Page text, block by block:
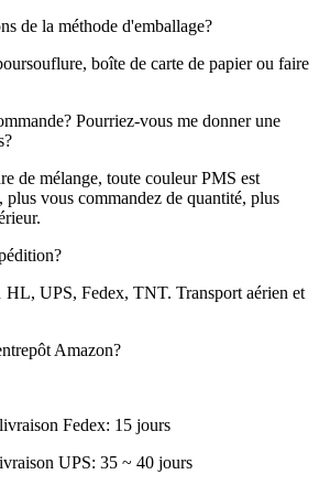
de la méthode d'emballage?
boîte de carte de papier ou faire
Pourriez-vous me donner une
de mélange, toute couleur PMS est
plus vous commandez de quantité, plus
HL, UPS, Fedex, TNT. Transport aérien et
Amazon?
Fedex: 15 jours
UPS: 35 ~ 40 jours